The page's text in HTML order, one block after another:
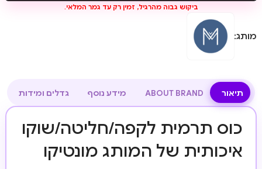
ביקוש גבוה מהרגיל, זמין רק עד גמר המלאי.
מותג:
תיאור ABOUT BRAND מידע נוסף גדלים ומידות
כוס תרמית לקפה/חליטה/שוקו
איכותית של המותג מונטיקו